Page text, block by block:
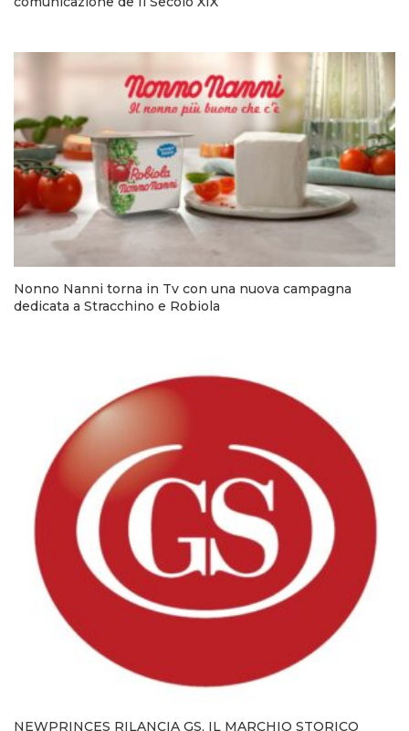
Nonno Nanni torna in Tv con una nuova campagna
dedicata a Stracchino e Robiola
NEWPRINCES RILANCIA GS, IL MARCHIO STORICO